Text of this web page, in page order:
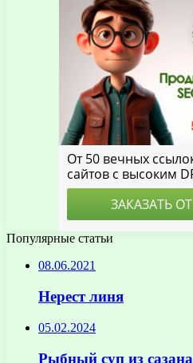
Популярные статьи
08.06.2021
Нерест линя
05.02.2024
Рыбный суп из сазана